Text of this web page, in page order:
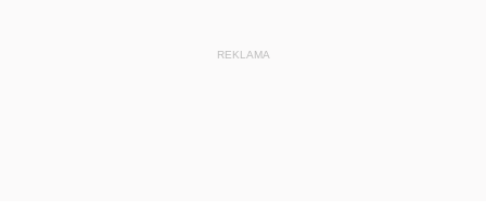
REKLAMA